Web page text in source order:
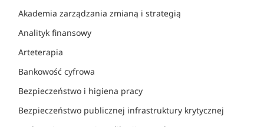
Akademia zarządzania zmianą i strategią
Analityk finansowy
Arteterapia
Bankowość cyfrowa
Bezpieczeństwo i higiena pracy
Bezpieczeństwo publicznej infrastruktury krytycznej